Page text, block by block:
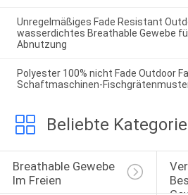
Unregelmäßiges Fade Resistant
wasserdichtes Breathable Gewebe
Abnutzung
Polyester 100% nicht Fade Outdoor
Schaftmaschinen-
Beliebte
Breathable Gewebe
Im Freien